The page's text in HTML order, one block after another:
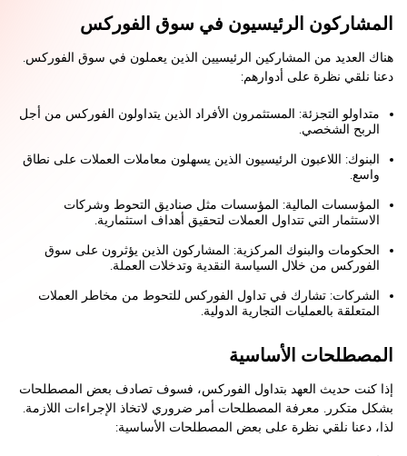
المشاركون الرئيسيون في سوق الفوركس
هناك العديد من المشاركين الرئيسيين الذين يعملون في سوق الفوركس.
دعنا نلقي نظرة على أدوارهم:
متداولو التجزئة: المستثمرون الأفراد الذين يتداولون الفوركس من أجل
الربح الشخصي.
البنوك: اللاعبون الرئيسيون الذين يسهلون معاملات العملات على نطاق
واسع.
المؤسسات المالية: المؤسسات مثل صناديق التحوط وشركات
الاستثمار التي تتداول العملات لتحقيق أهداف استثمارية.
الحكومات والبنوك المركزية: المشاركون الذين يؤثرون على سوق
الفوركس من خلال السياسة النقدية وتدخلات العملة.
الشركات: تشارك في تداول الفوركس للتحوط من مخاطر العملات
المتعلقة بالعمليات التجارية الدولية.
المصطلحات الأساسية
إذا كنت حديث العهد بتداول الفوركس، فسوف تصادف بعض المصطلحات
بشكل متكرر. معرفة المصطلحات أمر ضروري لاتخاذ الإجراءات اللازمة.
لذا، دعنا نلقي نظرة على بعض المصطلحات الأساسية: